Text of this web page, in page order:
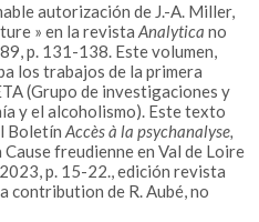
autorización de J.-A. Miller,
» en la revistaAnalytica no
p. 131-138. Este volumen,
los trabajos de la primera
(Grupo de investigaciones y
y el alcoholismo). Este texto
BoletínAccès à la psychanalyse,
freudienne en Val de Loire
p. 15-22., edición revista
contribution de R. Aubé, no